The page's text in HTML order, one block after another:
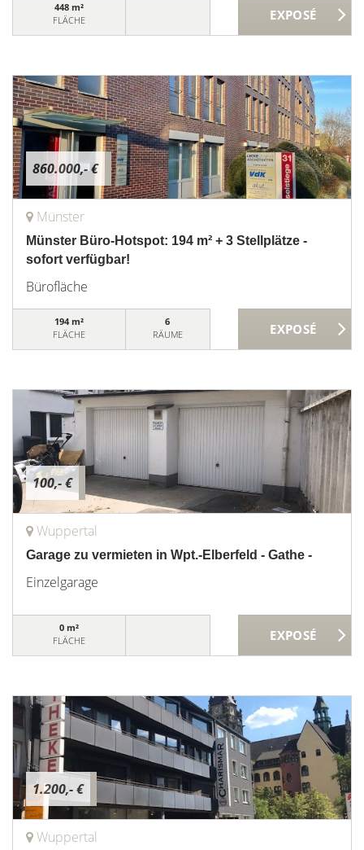
448 m²
FLÄCHE
860.000,- €
Münster
Münster Büro-Hotspot: 194 m² + 3 Stellplätze -
sofort verfügbar!
Bürofläche
194 m²
FLÄCHE
6
RÄUME
100,- €
Wuppertal
Garage zu vermieten in Wpt.-Elberfeld - Gathe -
Einzelgarage
0 m²
FLÄCHE
1.200,- €
Wuppertal